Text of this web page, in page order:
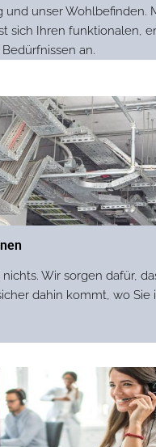
und unser Wohlbefinden.
sich Ihren funktionalen,
an.
Wir sorgen dafür,
dahin kommt, wo Sie